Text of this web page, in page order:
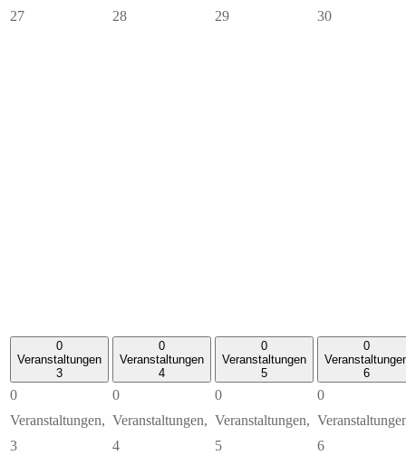
27
28
29
30
0
Veranstaltungen
3
0
Veranstaltungen,
3
0
Veranstaltungen
4
0
Veranstaltungen,
4
0
Veranstaltungen
5
0
Veranstaltungen,
5
0
6
0
6